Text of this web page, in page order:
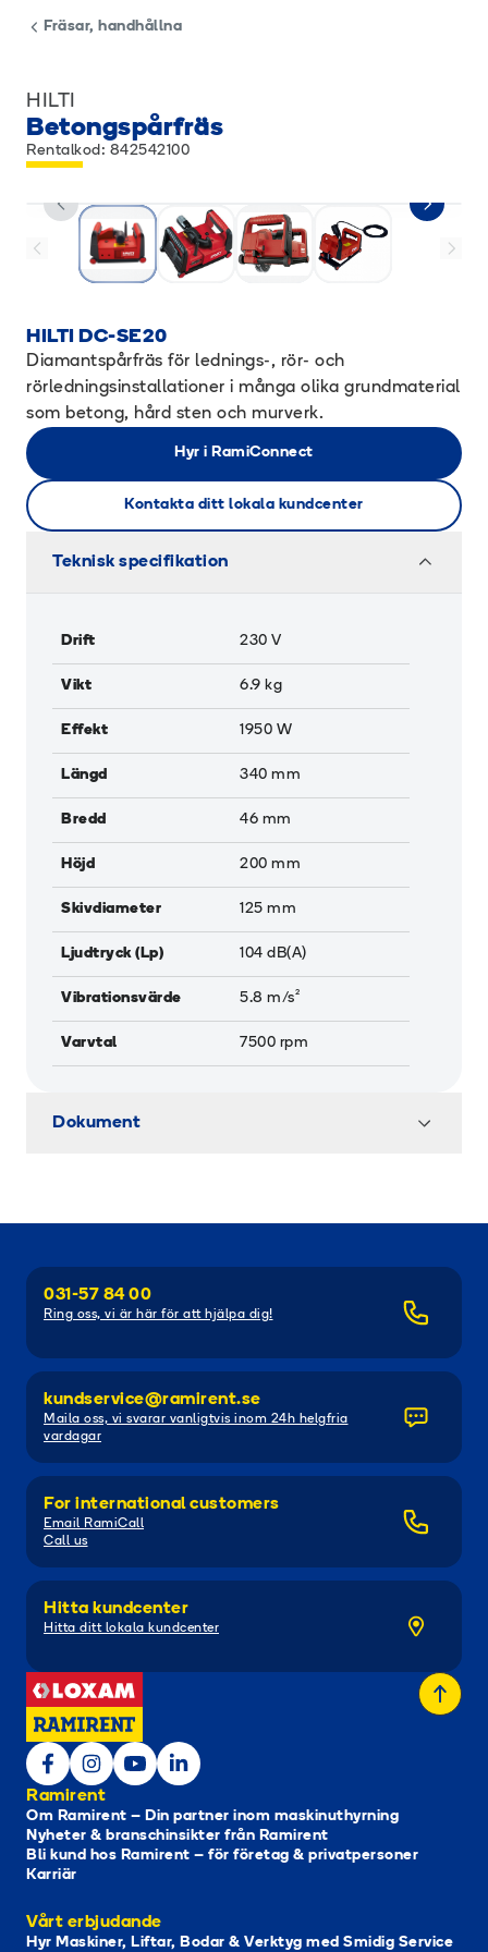
Fräsar, handhållna
HILTI
Betongspårfräs
Rentalkod: 842542100
HILTI DC-SE20
Diamantspårfräs för lednings-, rör- och
rörledningsinstallationer i många olika grundmaterial
som betong, hård sten och murverk.
Hyr i RamiConnect
Kontakta ditt lokala kundcenter
Teknisk specifikation
Drift 230 V
Vikt 6.9 kg
Effekt 1950 W
Längd 340 mm
Bredd 46 mm
Höjd 200 mm
Skivdiameter 125 mm
Ljudtryck (Lp) 104 dB(A)
Vibrationsvärde 5.8 m/s²
Varvtal 7500 rpm
Dokument
031-57 84 00
Ring oss, vi är här för att hjälpa dig!
kundservice@ramirent.se
Maila oss, vi svarar vanligtvis inom 24h helgfria
vardagar
For international customers
Email RamiCall
Call us
Hitta kundcenter
Hitta ditt lokala kundcenter
Ramirent
Om Ramirent – Din partner inom maskinuthyrning
Nyheter & branschinsikter från Ramirent
Bli kund hos Ramirent – för företag & privatpersoner
Karriär
Vårt erbjudande
Hyr Maskiner, Liftar, Bodar & Verktyg med Smidig Service